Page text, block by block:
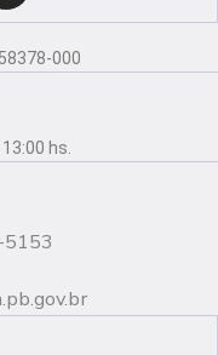
I
n
s
g
r
000
hs.
5153